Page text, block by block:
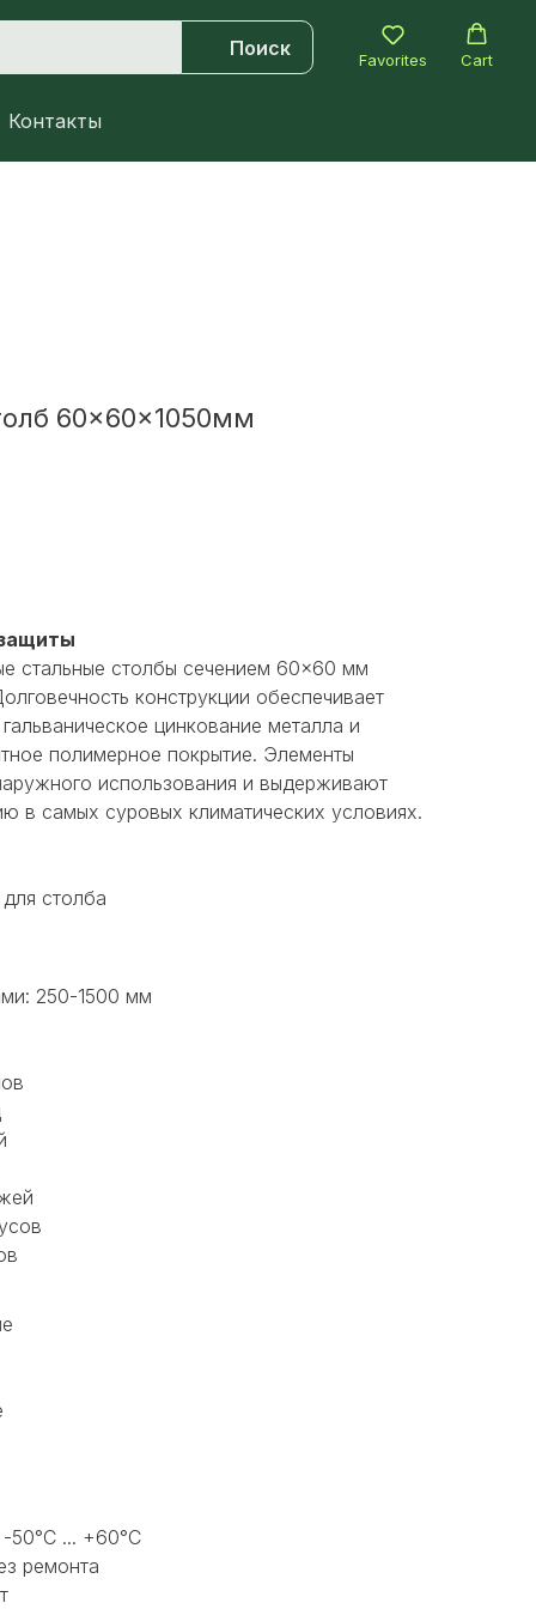
Поиск
Favorites Cart
Контакты
60×60×1050мм
стальные столбы сечением 60×60 мм
конструкции обеспечивает
цинкование металла и
полимерное покрытие. Элементы
использования и выдерживают
в самых суровых климатических условиях.
столба
250-1500 мм
50°C ... +60°C
ремонта